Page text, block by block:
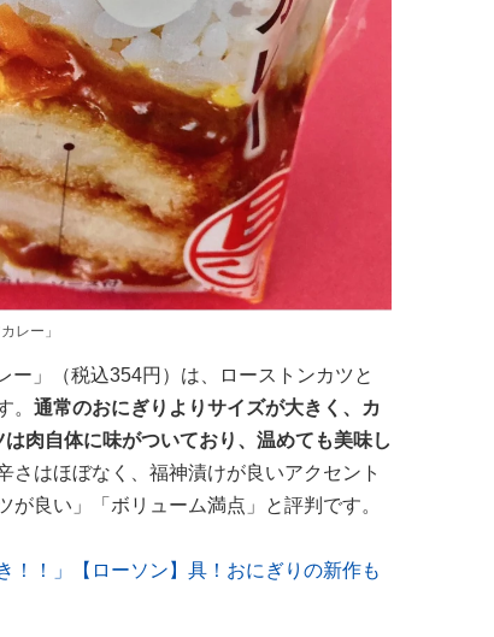
レー」
ー」（税込354円）は、ローストンカツと
。 通常のおにぎりよりサイズが大きく、カ
肉自体に味がついており、温めても美味し
さはほぼなく、福神漬けが良いアクセント
良い」「ボリューム満点」と評判です。
！！」【ローソン】具！おにぎりの新作も